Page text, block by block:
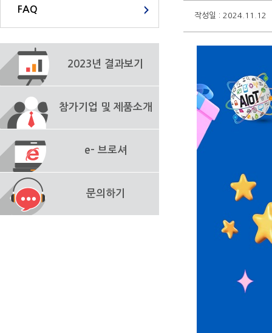
FAQ
2023년 결과보기
참가기업 및 제품소개
e- 브로셔
문의하기
작성일 : 2024.11.12